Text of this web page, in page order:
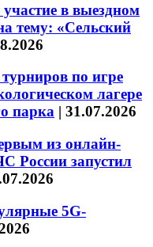
в выездном
тему: «Сельский
по игре
лагере
парка | 31.07.2026
из онлайн-
России запустил
5G-